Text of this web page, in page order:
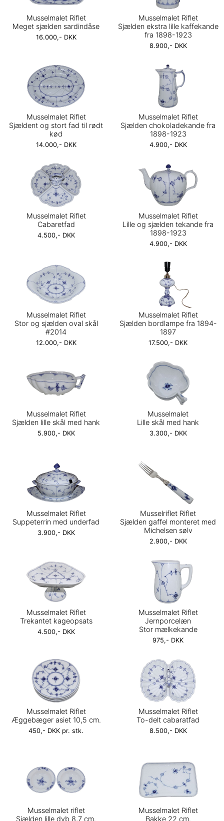
Musselmalet Riflet
Meget sjælden sardindåse
16.000,- DKK
Musselmalet Riflet
Sjælden ekstra lille kaffekande
fra 1898-1923
8.900,- DKK
Musselmalet Riflet
Sjældent og stort fad til rødt
kød
14.000,- DKK
Musselmalet Riflet
Sjælden chokoladekande fra
1898-1923
4.900,- DKK
Musselmalet Riflet
Cabaretfad
4.500,- DKK
Musselmalet Riflet
Lille og sjælden tekande fra
1898-1923
4.900,- DKK
Musselmalet Riflet
Stor og sjælden oval skål
#2014
12.000,- DKK
Musselmalet Riflet
Sjælden bordlampe fra 1894-
1897
17.500,- DKK
Musselmalet Riflet
Sjælden lille skål med hank
5.900,- DKK
Musselmalet
Lille skål med hank
3.300,- DKK
Musselmalet Riflet
Suppeterrin med underfad
3.900,- DKK
Musselriflet Riflet
Sjælden gaffel monteret med
Michelsen sølv
2.900,- DKK
Musselmalet Riflet
Trekantet kageopsats
4.500,- DKK
Musselmalet Riflet
Jernporcelæn
Stor mælkekande
975,- DKK
Musselmalet Riflet
Æggebæger asiet 10,5 cm.
450,- DKK pr. stk.
Musselmalet Riflet
To-delt cabaratfad
8.500,- DKK
Musselmalet riflet
Sjælden lille dyb 8,7 cm.
Musselmalet Riflet
Bakke 22 cm.